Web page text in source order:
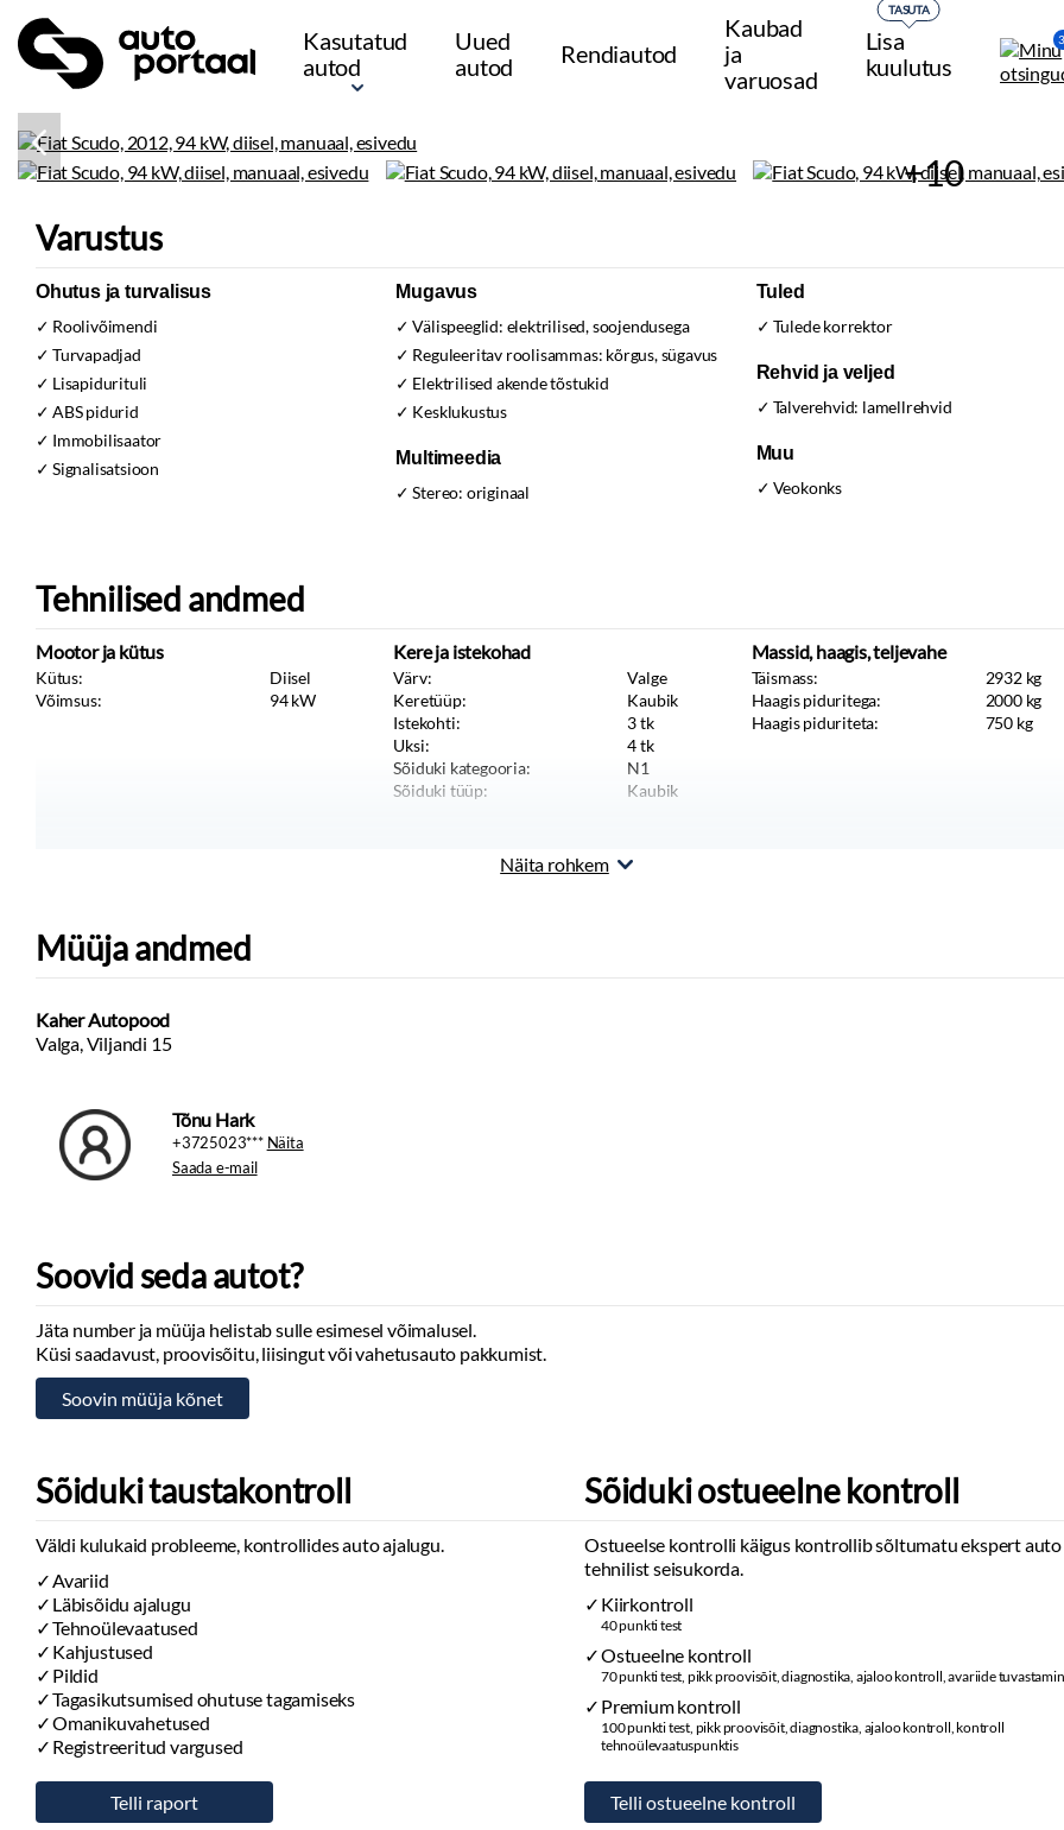
Kasutatud
autod
Uued
autod
Rendiautod
Kaubad
ja
varuosad
Lisa
kuulutus
TASUTA
+10
Varustus
Ohutus ja turvalisus
Roolivõimendi
Turvapadjad
Lisapidurituli
ABS pidurid
Immobilisaator
Signalisatsioon
Mugavus
Välispeeglid: elektrilised, soojendusega
Reguleeritav roolisammas: kõrgus, sügavus
Elektrilised akende tõstukid
Kesklukustus
Multimeedia
Stereo: originaal
Tuled
Tulede korrektor
Rehvid ja veljed
Talverehvid: lamellrehvid
Muu
Veokonks
Tehnilised andmed
Mootor ja kütus
Kütus:
Diisel
Võimsus:
94kW
Kere ja istekohad
Värv:
Valge
Keretüüp:
Kaubik
Istekohti:
3tk
Uksi:
4tk
Sõiduki kategooria:
N1
Sõiduki tüüp:
Kaubik
Massid, haagis, teljevahe
Täismass: 2932 kg
Haagis piduritega:
2000 kg
Haagis piduriteta:
750 kg
Näita rohkem
Müüja andmed
Kaher Autopood
Valga, Viljandi 15
Tõnu Hark
+3725023*** Näita
Saada e-mail
Soovid seda autot?
Jäta number ja müüja helistab sulle esimesel võimalusel.
Küsi saadavust, proovisõitu, liisingut või vahetusauto pakkumist.
Sõiduki taustakontroll
Väldi kulukaid probleeme, kontrollides auto ajalugu.
Avariid
Läbisõidu ajalugu
Tehnoülevaatused
Kahjustused
Pildid
Tagasikutsumised ohutuse tagamiseks
Omanikuvahetused
Registreeritud vargused
Sõiduki ostueelne kontroll
Ostueelse kontrolli käigus kontrollib sõltumatu ekspert auto
tehnilist seisukorda.
Kiirkontroll
40 punkti test
Ostueelne kontroll
70 punkti test, pikk proovisõit, diagnostika, ajaloo kontroll, avariide
Premium kontroll
100 punkti test, pikk proovisõit, diagnostika, ajaloo kontroll, kontroll
tehnoülevaatuspunktis